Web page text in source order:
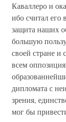
Каваллеро и
ибо считал его
защита наших
большую
своей стране и
всем
дипломата с
зрения,
мог бы